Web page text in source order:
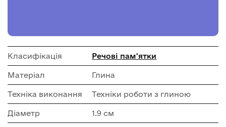
Класифікація Речові пам'ятки
Матеріал Глина
Техніка виконання Техніки роботи з глиною
Діаметр 1.9 см